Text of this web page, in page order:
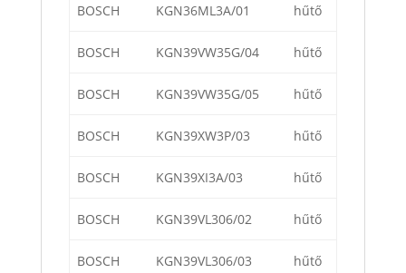
BOSCH KGN36ML3A/01 hűtő
BOSCH KGN39VW35G/04 hűtő
BOSCH KGN39VW35G/05 hűtő
BOSCH KGN39XW3P/03 hűtő
BOSCH KGN39XI3A/03 hűtő
BOSCH KGN39VL306/02 hűtő
BOSCH KGN39VL306/03 hűtő